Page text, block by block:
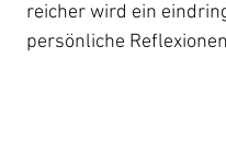
reicher wird ein
persönliche